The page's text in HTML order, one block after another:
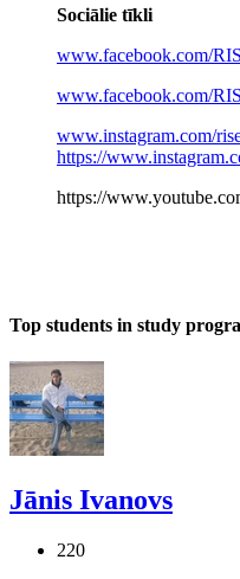
Sociālie tīkli
www.facebook.com/
www.facebook.com/
www.instagram.com/
https://
https://
Top students in study
Jānis Ivanovs
220